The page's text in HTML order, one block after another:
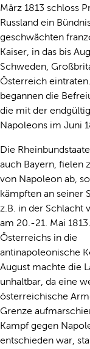
März 1813 schloss
Russland ein
geschwächten
Kaiser, in das bis
Schweden,
Österreich
begannen die
die mit der
Napoleons im Juni
Die
auch Bayern, fielen
von Napoleon ab,
kämpften an seiner
z.B. in der Schlacht
am 20.-21. Mai
Österreichs in die
antinapoleonische
August machte die
unhaltbar, da eine
österreichische
Grenze
Kampf gegen
entschieden war,